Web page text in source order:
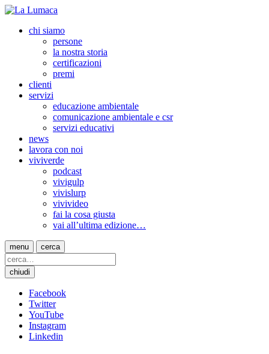
chi siamo
persone
la nostra storia
certificazioni
premi
clienti
servizi
educazione ambientale
comunicazione ambientale e csr
servizi educativi
news
lavora con noi
viviverde
podcast
vivigulp
vivislurp
vivivideo
fai la cosa giusta
vai all’ultima edizione…
menu cerca
chiudi
Facebook
Twitter
YouTube
Instagram
Linkedin